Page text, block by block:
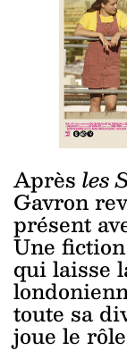
Après les
Gavron
présent
Une
qui laisse
toute sa
joue le